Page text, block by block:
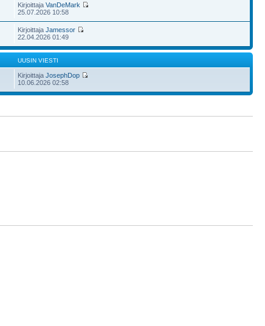
KirjoittajaVanDeMark
25.07.2026 10:58
KirjoittajaJamessor
22.04.2026 01:49
UUSIN VIESTI
KirjoittajaJosephDop
10.06.2026 02:58